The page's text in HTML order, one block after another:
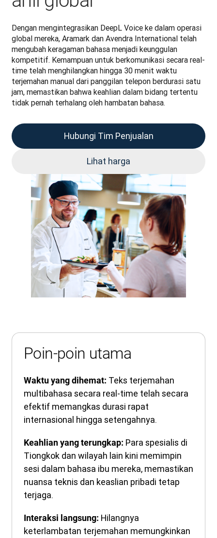
Dengan mengintegrasikan DeepL Voice ke dalam operasi
global mereka, Aramark dan Avendra International telah
mengubah keragaman bahasa menjadi keunggulan
kompetitif. Kemampuan untuk berkomunikasi secara real-
time telah menghilangkan hingga 30 menit waktu
terjemahan manual dari panggilan telepon berdurasi satu
jam, memastikan bahwa keahlian dalam bidang tertentu
tidak pernah terhalang oleh hambatan bahasa.
Hubungi Tim Penjualan
Lihat harga
Poin-poin utama
Waktu yang dihemat: Teks terjemahan
multibahasa secara real-time telah secara
efektif memangkas durasi rapat
internasional hingga setengahnya.
Keahlian yang terungkap: Para spesialis di
Tiongkok dan wilayah lain kini memimpin
sesi dalam bahasa ibu mereka, memastikan
nuansa teknis dan keaslian pribadi tetap
terjaga.
Interaksi langsung: Hilangnya
keterlambatan terjemahan memungkinkan